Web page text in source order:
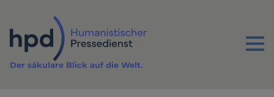
Inhalt
Menu
Der säkulare Blick auf die Welt.